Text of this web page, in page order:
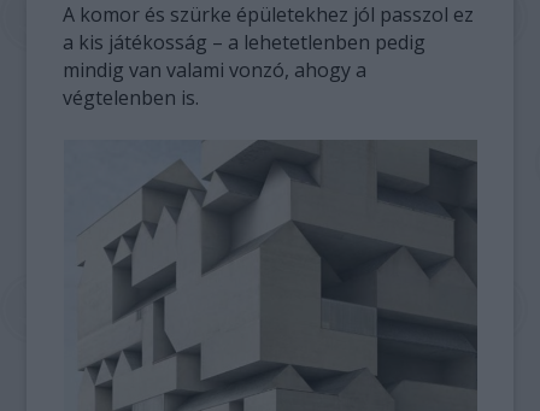
A komor és szürke épületekhez jól passzol ez
a kis játékosság – a lehetetlenben pedig
mindig van valami vonzó, ahogy a
végtelenben is.